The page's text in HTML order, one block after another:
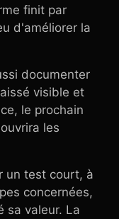
finit par
d'améliorer la
documenter
visible et
le prochain
les
un test court, à
concernées,
sa valeur. La